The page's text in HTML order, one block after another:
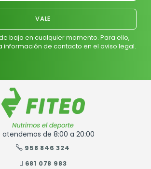
baja en cualquier momento. Para ello,
información de contacto en el aviso legal.
atendemos de 8:00 a 20:00
958 846 324
681 078 983